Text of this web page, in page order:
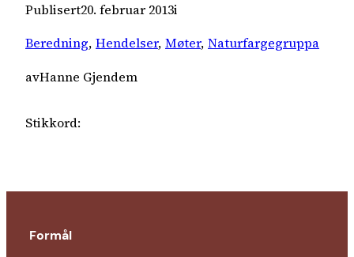
Publisert20. februar 2013i
Beredning, Hendelser, Møter, Naturfargegruppa
avHanne Gjendem
Stikkord:
Formål